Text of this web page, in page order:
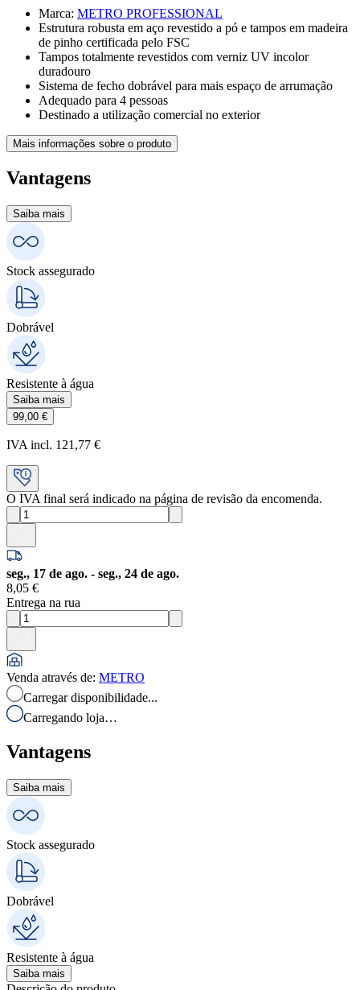
Marca: METRO PROFESSIONAL
Estrutura robusta em aço revestido a pó e tampos em madeira
de pinho certificada pelo FSC
Tampos totalmente revestidos com verniz UV incolor
duradouro
Sistema de fecho dobrável para mais espaço de arrumação
Adequado para 4 pessoas
Destinado a utilização comercial no exterior
Mais informações sobre o produto
Vantagens
Saiba mais
Stock assegurado
Dobrável
Resistente à água
Saiba mais
99,00 €
IVA incl. 121,77 €
O IVA final será indicado na página de revisão da encomenda.
seg., 17 de ago. - seg., 24 de ago.
8,05 €
Entrega na rua
Venda através de: METRO
Carregar disponibilidade...
Carregando loja…
Vantagens
Saiba mais
Stock assegurado
Dobrável
Resistente à água
Saiba mais